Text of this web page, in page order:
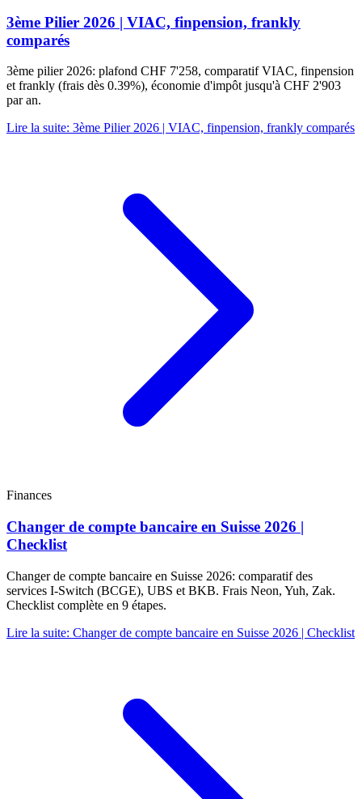
3ème Pilier 2026 | VIAC, finpension, frankly
comparés
3ème pilier 2026: plafond CHF 7'258, comparatif VIAC, finpension
et frankly (frais dès 0.39%), économie d'impôt jusqu'à CHF 2'903
par an.
Lire la suite: 3ème Pilier 2026 | VIAC, finpension, frankly comparés
Finances
Changer de compte bancaire en Suisse 2026 |
Checklist
Changer de compte bancaire en Suisse 2026: comparatif des
services I-Switch (BCGE), UBS et BKB. Frais Neon, Yuh, Zak.
Checklist complète en 9 étapes.
Lire la suite: Changer de compte bancaire en Suisse 2026 | Checklist